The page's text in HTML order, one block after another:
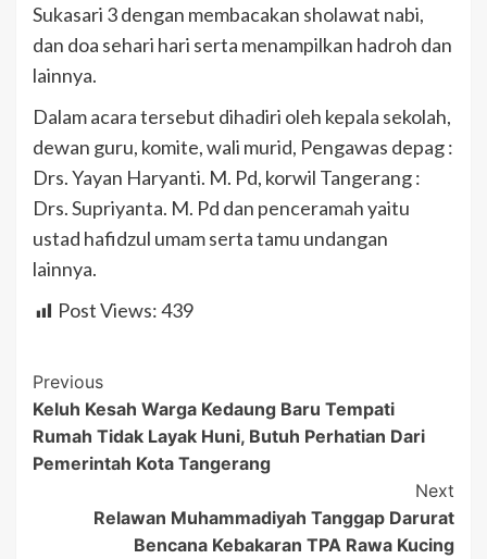
Sukasari 3 dengan membacakan sholawat nabi,
dan doa sehari hari serta menampilkan hadroh dan
lainnya.
Dalam acara tersebut dihadiri oleh kepala sekolah,
dewan guru, komite, wali murid, Pengawas depag :
Drs. Yayan Haryanti. M. Pd, korwil Tangerang :
Drs. Supriyanta. M. Pd dan penceramah yaitu
ustad hafidzul umam serta tamu undangan
lainnya.
Post Views:439
Post
Navigation
Previous
Keluh Kesah Warga Kedaung Baru Tempati
Rumah Tidak Layak Huni, Butuh Perhatian Dari
Pemerintah Kota Tangerang
Next
Relawan Muhammadiyah Tanggap Darurat
Bencana Kebakaran TPA Rawa Kucing